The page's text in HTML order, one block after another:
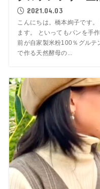
2021.04.03
こんにちは。橋本絢子です
ます。 といってもパンを手
前が自家製米粉100％グル
で作る天然酵母の...